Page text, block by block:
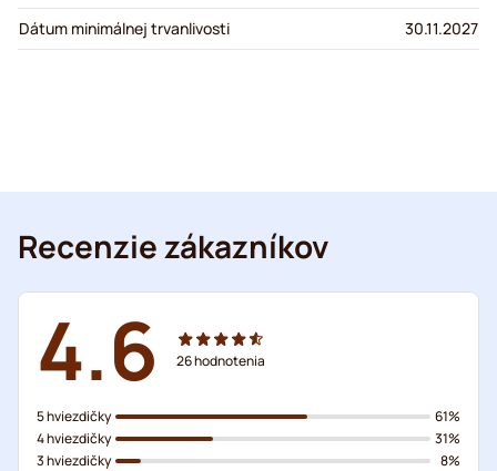
Dátum minimálnej trvanlivosti
30.11.2027
Recenzie zákazníkov
4.6 26hodnotenia
5 hviezdičky
4 hviezdičky
3 hviezdičky
61%
31%
8%